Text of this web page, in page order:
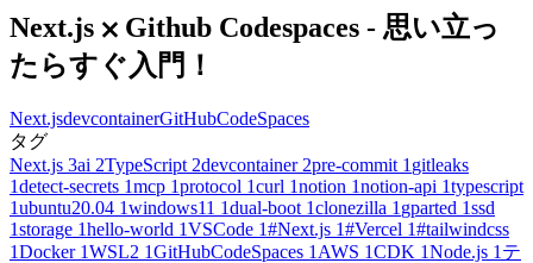
Next.js ⨉ Github Codespaces - 思い立っ
たらすぐ入門！
Next.jsdevcontainerGitHubCodeSpaces
タグ
Next.js 3ai 2TypeScript 2devcontainer 2pre-commit 1 gitleaks
1detect-secrets 1mcp 1protocol 1curl 1notion 1notion-api 1typescript
1ubuntu20.04 1windows11 1dual-boot 1clonezilla 1 gparted 1ssd
1storage 1hello-world 1VSCode 1#Next.js 1#Vercel 1#tailwindcss
1Docker 1WSL2 1GitHubCodeSpaces 1 AWS 1CDK 1Node.js 1 テ